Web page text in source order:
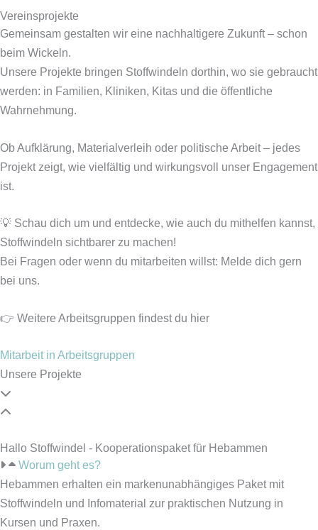
Vereinsprojekte
Gemeinsam gestalten wir eine nachhaltigere Zukunft – schon
beim Wickeln.
Unsere Projekte bringen Stoffwindeln dorthin, wo sie gebraucht
werden: in Familien, Kliniken, Kitas und die öffentliche
Wahrnehmung.
Ob Aufklärung, Materialverleih oder politische Arbeit – jedes
Projekt zeigt, wie vielfältig und wirkungsvoll unser Engagement
ist.
💡 Schau dich um und entdecke, wie auch du mithelfen kannst,
Stoffwindeln sichtbarer zu machen!
Bei Fragen oder wenn du mitarbeiten willst: Melde dich gern
bei uns.
👉 Weitere Arbeitsgruppen findest du hier
Mitarbeit in Arbeitsgruppen
Unsere Projekte
Hallo Stoffwindel - Kooperationspaket für Hebammen
Worum geht es?
Hebammen erhalten ein markenunabhängiges Paket mit
Stoffwindeln und Infomaterial zur praktischen Nutzung in
Kursen und Praxen.